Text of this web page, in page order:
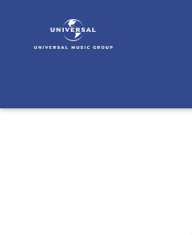
Domingo
Dedito